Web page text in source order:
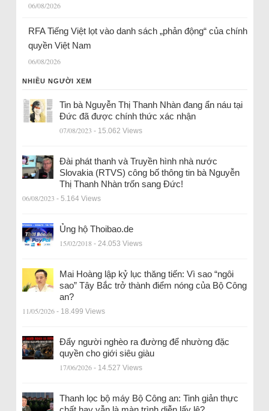
06/08/2026
RFA Tiếng Việt lọt vào danh sách „phản động“ của chính
quyền Việt Nam
06/08/2026
NHIỀU NGƯỜI XEM
Tin bà Nguyễn Thị Thanh Nhàn đang ẩn náu tại
Đức đã được chính thức xác nhận
07/08/2023 - 15.062 Views
Đài phát thanh và Truyền hình nhà nước
Slovakia (RTVS) công bố thông tin bà Nguyễn
Thị Thanh Nhàn trốn sang Đức!
06/08/2023 - 5.164 Views
Ủng hộ Thoibao.de
15/02/2018 - 24.053 Views
Mai Hoàng lập kỷ lục thăng tiến: Vì sao “ngôi
sao” Tây Bắc trở thành điểm nóng của Bộ Công
an?
11/05/2026 - 18.499 Views
Đẩy người nghèo ra đường để nhường đặc
quyền cho giới siêu giàu
17/06/2026 - 14.527 Views
Thanh lọc bộ máy Bộ Công an: Tinh giản thực